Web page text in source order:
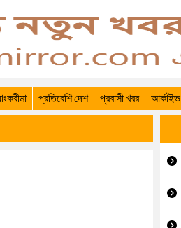
প্রতিবেশি দেশ প্রবাসী খবর আর্কাইভ